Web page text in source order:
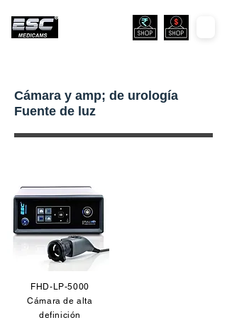
Cámara y amp; de urología
Fuente de luz
FHD-LP-5000
Cámara de alta
definición